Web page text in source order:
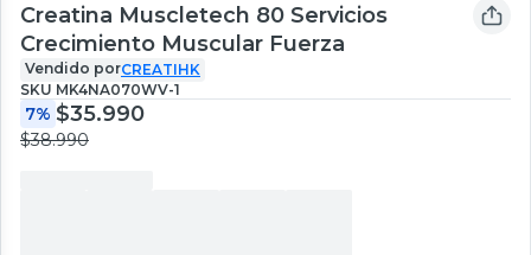
Creatina Muscletech 80 Servicios
Crecimiento Muscular Fuerza
Vendido porCREATIHK
SKU MK4NA070WV-1
7% $35.990
$38.990